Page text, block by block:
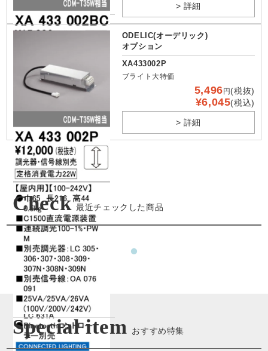
> 詳細
ODELIC(オーデリック)
オプション
XA433002P
ブライト大特価
5,496円(税抜)
¥6,045(税込)
> 詳細
Check 最近チェックした商品
Special item おすすめ特集